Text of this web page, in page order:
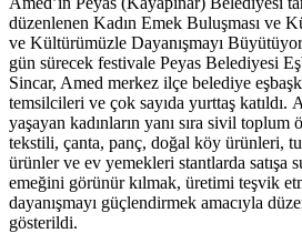
düzenlenen Kadın Emek Buluşması ve
ve Kültürümüzle Dayanışmayı
gün sürecek festivale Peyas Belediyesi
Sincar, Amed merkez ilçe belediye
temsilcileri ve çok sayıda yurttaş katıldı.
yaşayan kadınların yanı sıra sivil
tekstili, çanta, panç, doğal köy ürünleri,
ürünler ve ev yemekleri stantlarda satışa
emeğini görünür kılmak, üretimi teşvik
dayanışmayı güçlendirmek amacıyla
gösterildi.